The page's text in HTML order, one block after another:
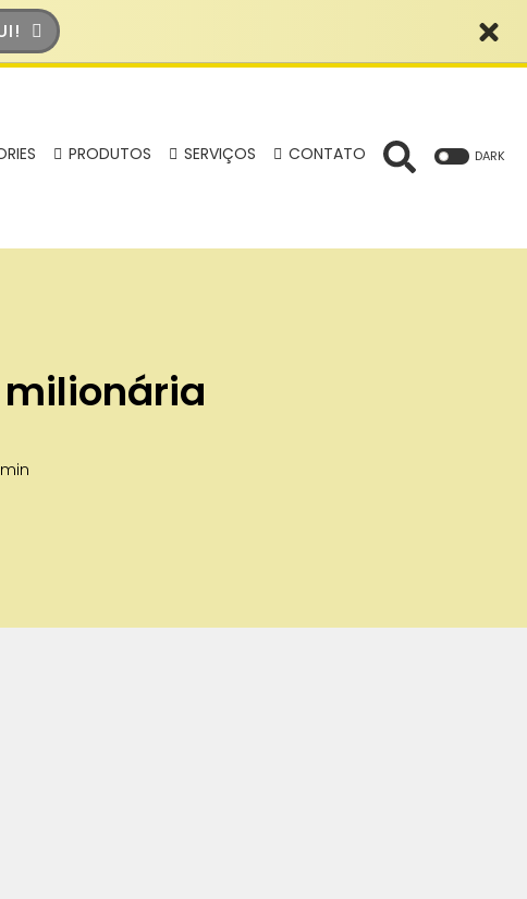
PRODUTOS SERVIÇOS CONTATO DARK